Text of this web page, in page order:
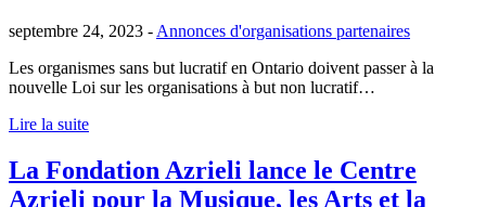
septembre 24, 2023 - Annonces d'organisations partenaires
Les organismes sans but lucratif en Ontario doivent passer à la
nouvelle Loi sur les organisations à but non lucratif…
Lire la suite
La Fondation Azrieli lance le Centre
Azrieli pour la Musique, les Arts et la